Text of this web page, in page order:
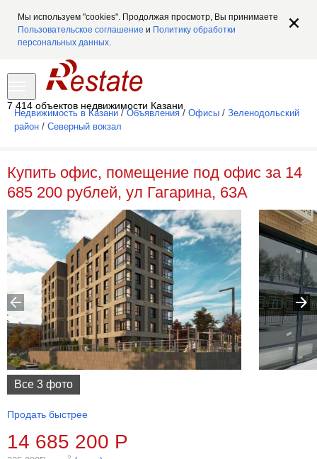
Мы используем "cookies". Продолжая просмотр, Вы принимаете
Пользовательское соглашение и Политику обработки
персональных данных.
7 414 объектов недвижимости Казани
Недвижимость в Казани / Объявления / Офисы / Зеленодольский
район / Северный вокзал
Купить офис, помещение под офис за 14
685 200 рублей, ул Гагарина, 63А
Все 3 фото
Продать быстрее
14 685 200 Р